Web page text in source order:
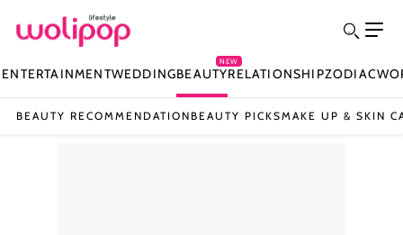
ENTERTAINMENTWEDDINGBEAUTY
NEW
RELATIONSHIPZODIAC
BEAUTY RECOMMENDATION BEAUTY PICKSMAKE UP & SKIN